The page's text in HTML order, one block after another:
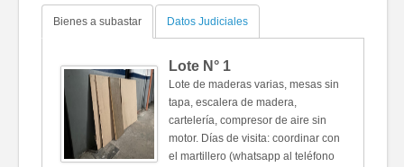
Bienes a subastar Datos Judiciales
Lote N° 1
Lote de maderas varias, mesas sin
tapa, escalera de madera,
cartelería, compresor de aire sin
motor. Días de visita: coordinar con
el martillero (whatsapp al teléfono